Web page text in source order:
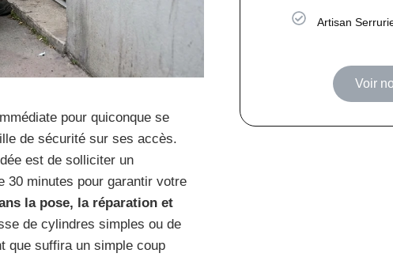
pour quiconque se
de sécurité sur ses accès.
est de solliciter un
30 minutes pour garantir votre
la pose, la réparation et
de cylindres simples ou de
que suffira un simple coup
Artisan
Voir